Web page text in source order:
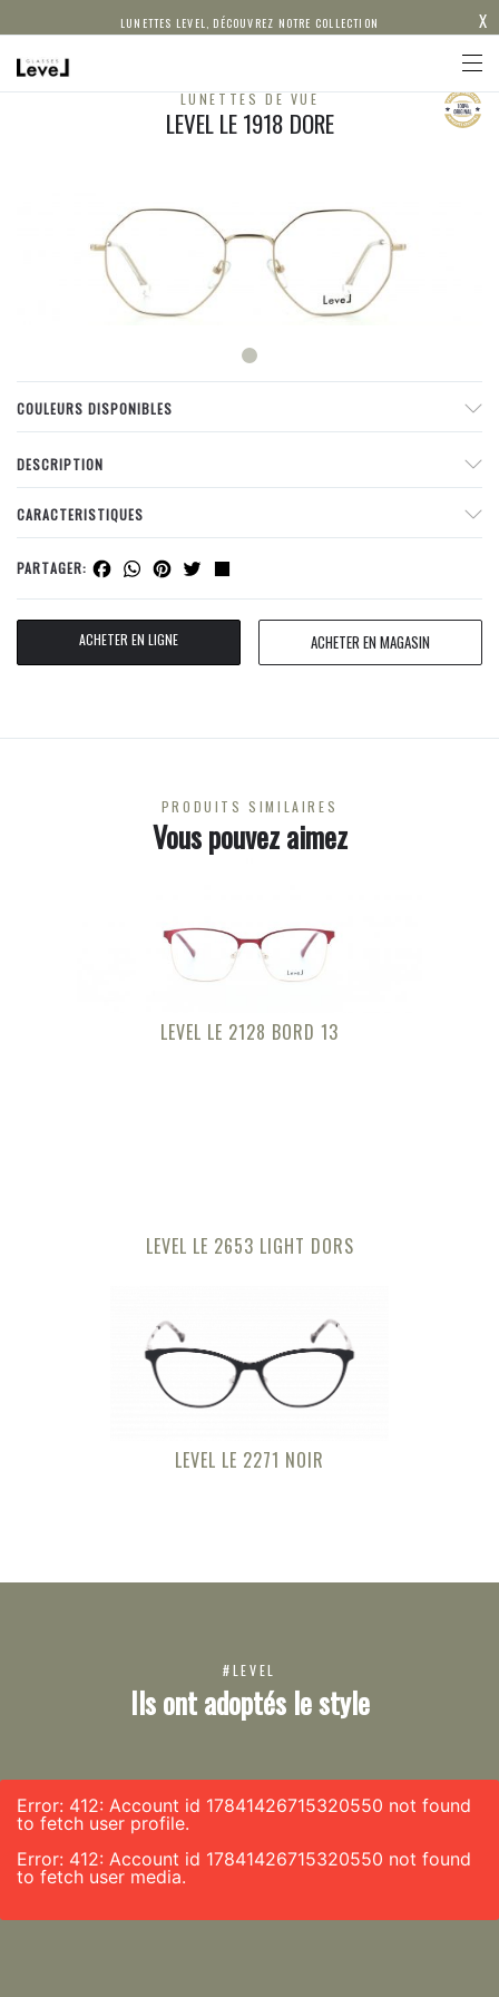
LUNETTES LEVEL, DÉCOUVREZ NOTRE COLLECTION X
LUNETTES DE VUE
LEVEL LE 1918 DORE
COULEURS DISPONIBLES
DESCRIPTION
CARACTERISTIQUES
PARTAGER: Facebook
WhatsApp
Pinterest
Twitter
ACHETER EN LIGNE ACHETER EN MAGASIN
PRODUITS SIMILAIRES
Vous pouvez aimez
LEVEL LE 2128 BORD 13
LEVEL LE 2653 LIGHT DORS
LEVEL LE 2271 NOIR
#LEVEL
Ils ont adoptés le style
Error: 412: Account id 17841426715320550 not found
to fetch user profile.
Error: 412: Account id 17841426715320550 not found
to fetch user media.